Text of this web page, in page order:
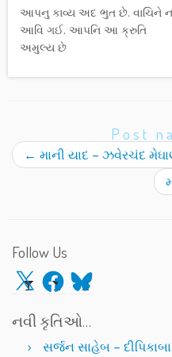
આપનુ કાવ્ય અદ ભુત છે. વાચિને
આવિ ગઈ. આપનિ આ ક્રુતિ
અમુલ્ય છે
Post
← માની યાદ – ઝવેરચંદ
Follow Us
X Facebook
Bluesky
નવી કૃતિઓ…
સર્જન સાહેબ –